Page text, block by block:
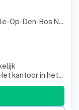
kantoor in het
1997. Wij
Hendrickx -
onze klanten uit
Werkgebied Kapelle-Op-Den-Bos Nieuwenrode